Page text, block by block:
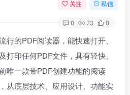
关注 私信
0 73 0
行的PDF阅读器，能快速打开、
打印任何PDF文件，具有轻快、
唯一款带PDF创建功能的阅读
从底层技术、应用设计、功能实